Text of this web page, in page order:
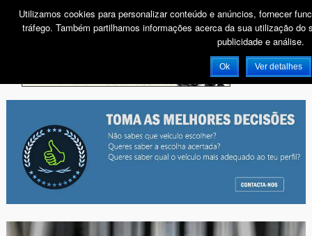
Utilizamos cookies para personalizar conteúdo e anúncios, fornecer
tráfego. Também partilhamos informações acerca da sua utilização
publicidade e análise.
Ok Ver detalhes